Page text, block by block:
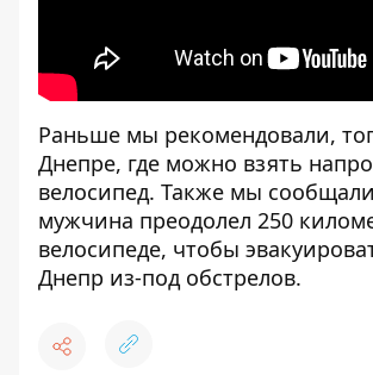
Раньше мы рекомендовали,
Днепре, где можно взять
велосипед. Также мы
мужчина преодолел 250
велосипеде, чтобы
Днепр из-под обстрелов.